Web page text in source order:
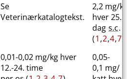
Se
Veterinærkatalogtekst.
2,2 mg/
hver 25.
dag s.c.
(1 ,2,4,7
0,01-0,02 mg/kg hver
12.-24. time
0,05-
0,1 mg​/​